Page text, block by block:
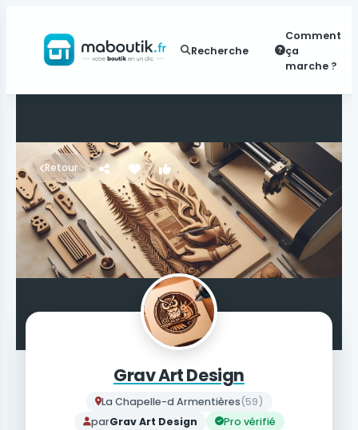
Recherche
Comment
ça
marche ?
Retour
Grav Art Design
La Chapelle-d Armentières(59)
parGrav Art Design Pro vérifié